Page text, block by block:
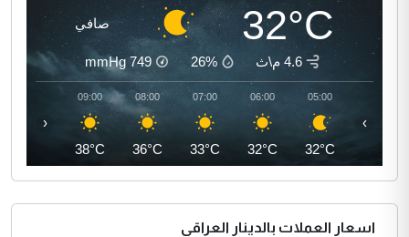
32°C صافي
4.6 م\ث 26%
749
mmHg
05:00
32°C
06:00
32°C
07:00
33°C
08:00
36°C
09:00
38°C
‹ ›
اسعار العملات بالدينار العراقي